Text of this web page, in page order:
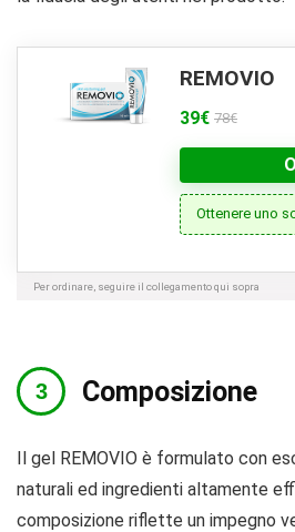
REMOVIO
39€ 78€
Ottenere uno
Per ordinare, seguire il collegamento qui sopra
Composizione
Il gel REMOVIO è formulato con
naturali ed ingredienti altamente
composizione riflette un impegno